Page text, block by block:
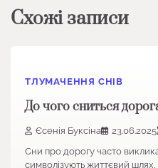
Схожі записи
ТЛУМАЧЕННЯ СНІВ
До чого сниться
Єсенія Буксіна 23.06.2025
Сни про дорогу часто
символізують життєвий